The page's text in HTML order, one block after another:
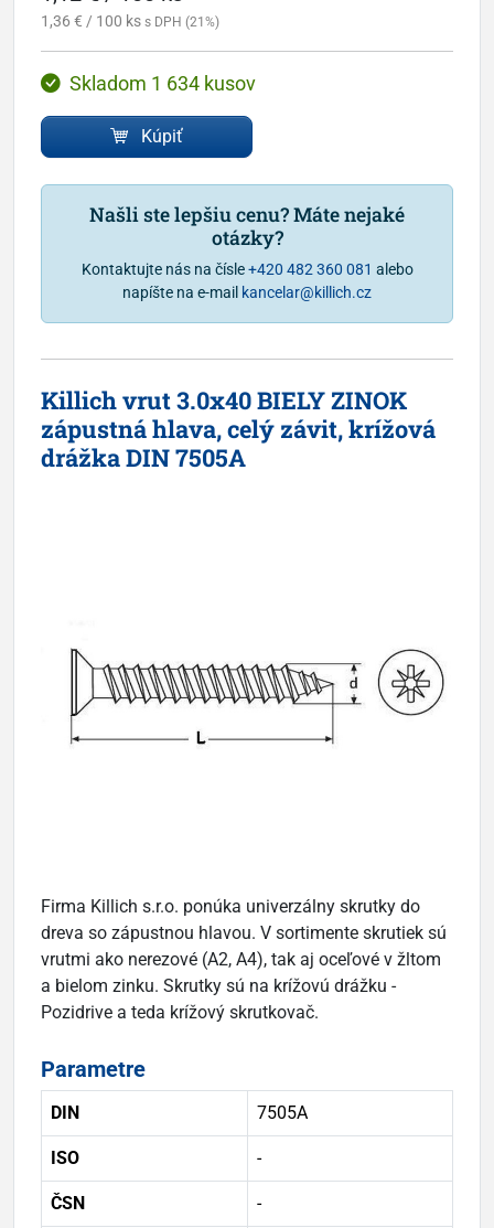
1,36 € / 100 ks s DPH (21%)
Skladom 1 634 kusov
Kúpiť
Našli ste lepšiu cenu? Máte nejaké
otázky?
Kontaktujte nás na čísle+420 482 360 081 alebo
napíšte na e-mail kancelar@killich.cz
Killich vrut 3.0x40 BIELY ZINOK
zápustná hlava, celý závit, krížová
drážka DIN 7505A
Firma Killich s.r.o. ponúka univerzálny skrutky do
dreva so zápustnou hlavou. V sortimente skrutiek sú
vrutmi ako nerezové (A2, A4), tak aj oceľové v žltom
a bielom zinku. Skrutky sú na krížovú drážku -
Pozidrive a teda krížový skrutkovač.
Parametre
DIN 7505A
ISO -
ČSN -